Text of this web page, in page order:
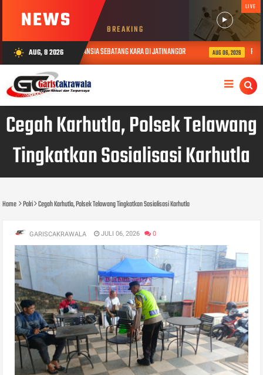
NEWS BREAKING
LIVE
wb_sunny AUG, 8 2026
ASIH KEPADA LANSIA SEBATANG KARA DI JATINANGOR AUG 06, 2026 POLRES
Cegah Karhutla, Polsek Telawang
Tingkatkan Sosialisasi Karhutla
Home Polri Cegah Karhutla, Polsek Telawang Tingkatkan Sosialisasi Karhutla
GARISCAKRAWALA JULI 06, 2026 0